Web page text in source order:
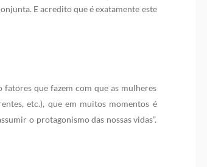
E acredito que é exatamente este
que fazem com que as mulheres
etc.), que em muitos momentos é
o protagonismo das nossas vidas”.